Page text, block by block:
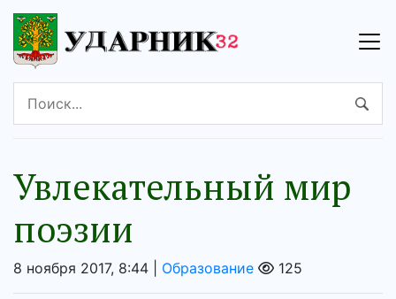
Увлекательный мир
поэзии
8 ноября 2017, 8:44 | Образование 125